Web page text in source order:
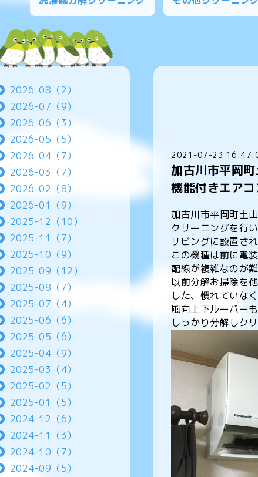
2021-07-23
加古川市平岡
機能付きエア
加古川市平岡町土
クリーニングを行い
リビングに設置さ
この機種は前に電
配線が複雑なのが難
以前分解お掃除を
した、慣れていな
風向上下ルーバー
しっかり分解しク
2026-08（2）
2026-07（9）
2026-06（3）
2026-05（5）
2026-04（7）
2026-03（7）
2026-02（8）
2026-01（9）
2025-12（10）
2025-11（7）
2025-10（9）
2025-09（12）
2025-08（7）
2025-07（4）
2025-06（6）
2025-05（6）
2025-04（9）
2025-03（4）
2025-02（5）
2025-01（5）
2024-12（6）
2024-11（3）
2024-10（7）
2024-09（5）